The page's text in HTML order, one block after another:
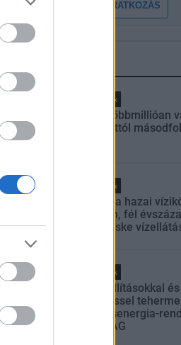
FELIRATKOZÁS
Helyi hírek
Amire többmillióan
szombattól
Helyi hírek
Látlelet a hazai
Egyetlen, fél
múlt Bicske
Helyi hírek
Gyárleállításokkal
termeléssel
villamosenergia-
STRABAG